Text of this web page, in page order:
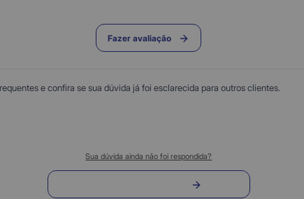
Fazer avaliação
e confira se sua dúvida já foi esclarecida para outros clientes.
Sua dúvida ainda não foi respondida?